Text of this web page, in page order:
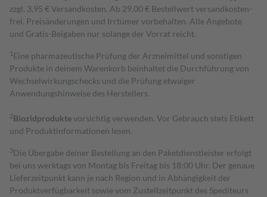
zzgl. 3,95 € Versandkosten. Ab 29,00 € Bestell­wert versand­kosten­
frei. Preisänderungen und Irrtümer vorbehalten. Alle Angebote
und Gratis-Beigaben nur solange der Vorrat reicht.
1 Eine pharmazeutische Prüfung der Arzneimittel und sonstigen
Produkte in deinem Warenkorb beinhaltet die Durchführung von
Wechselwirkungschecks und die Prüfung etwaiger
Anwendungshinweise des Herstellers.
2Biozidproduktevorsichtig verwenden. Vor Gebrauch stets Etikett
und Produktinformationen lesen.
3Die Übergabe deiner Bestellung an den Paketdienstleister erfolgt
bei uns werktags von Montag bis Freitag bis 18:00 Uhr. Der genaue
Lieferzeitpunkt kann je nach Region und in Abhängigkeit der
Produktverfügbarkeit sowie vom Zustellzeitpunkt des Spediteurs